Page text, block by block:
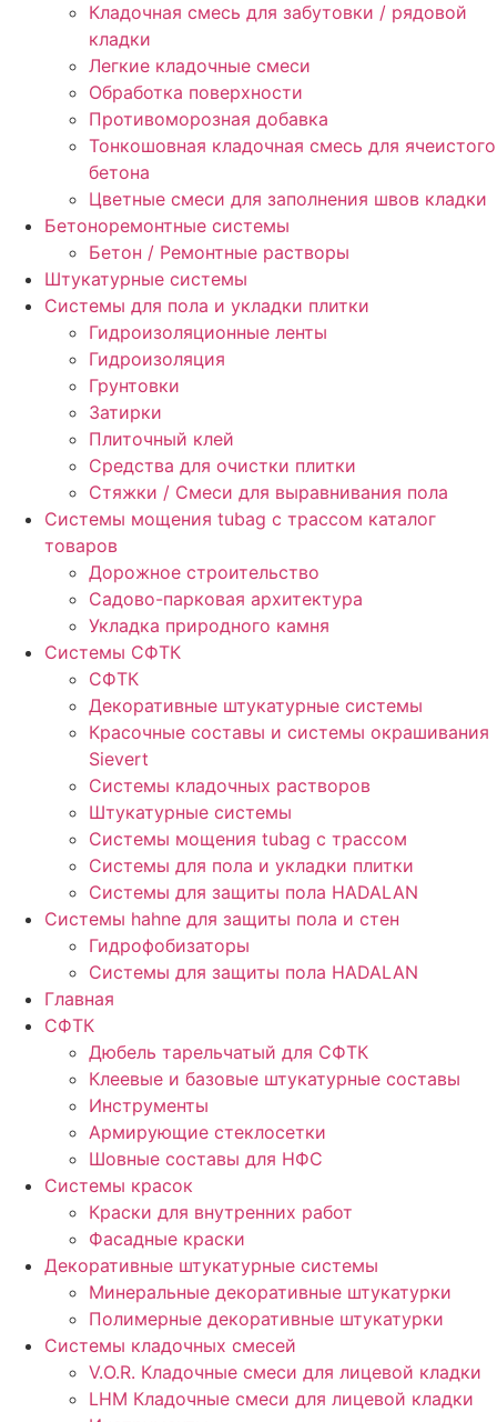
Кладочная смесь для забутовки / рядовой
кладки
Легкие кладочные смеси
Обработка поверхности
Противоморозная добавка
Тонкошовная кладочная смесь для ячеистого
бетона
Цветные смеси для заполнения швов кладки
Бетоноремонтные системы
Бетон / Ремонтные растворы
Штукатурные системы
Cистемы для пола и укладки плитки
Гидроизоляционные ленты
Гидроизоляция
Грунтовки
Затирки
Плиточный клей
Средства для очистки плитки
Стяжки / Смеси для выравнивания пола
Системы мощения tubag с трассом каталог
товаров
Дорожное строительство
Садово-парковая архитектура
Укладка природного камня
Системы СФТК
СФТК
Декоративные штукатурные системы
Красочные составы и системы окрашивания
Sievert
Cистемы кладочных растворов
Штукатурные системы
Системы мощения tubag с трассом
Cистемы для пола и укладки плитки
Системы для защиты пола HADALAN
Системы hahne для защиты пола и стен
Гидрофобизаторы
Системы для защиты пола HADALAN
Главная
СФТК
Дюбель тарельчатый для СФТК
Клеевые и базовые штукатурные составы
Инструменты
Армирующие стеклосетки
Шовные составы для НФС
Cистемы красок
Краски для внутренних работ
Фасадные краски
Декоративные штукатурные системы
Минеральные декоративные штукатурки
Полимерные декоративные штукатурки
Системы кладочных смесей
V.O.R. Кладочные смеси для лицевой кладки
LHM Кладочные смеси для лицевой кладки